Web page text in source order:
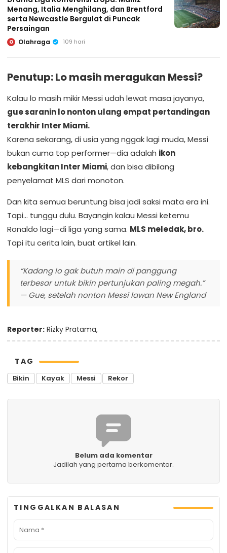
Menang, Italia Menghilang, dan Brentford
serta Newcastle Bergulat di Puncak
Persaingan
O Olahraga 109 hari
Penutup: Lo masih meragukan Messi?
Kalau lo masih mikir Messi udah lewat masa jayanya,
gue saranin lo nonton ulang empat pertandingan
terakhir Inter Miami.
Karena sekarang, di usia yang nggak lagi muda, Messi
bukan cuma top performer—dia adalah ikon
kebangkitan Inter Miami, dan bisa dibilang
penyelamat MLS dari monoton.
Dan kita semua beruntung bisa jadi saksi mata era ini.
Tapi… tunggu dulu. Bayangin kalau Messi ketemu
Ronaldo lagi—di liga yang sama. MLS meledak, bro.
Tapi itu cerita lain, buat artikel lain.
“Kadang lo gak butuh main di panggung
terbesar untuk bikin pertunjukan paling megah.”
— Gue, setelah nonton Messi lawan New England
Reporter: Rizky Pratama,
TAG
Bikin Kayak Messi Rekor
Belum ada komentar
Jadilah yang pertama berkomentar.
TINGGALKAN BALASAN